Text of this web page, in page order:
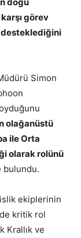
görev
desteklediğini
Simon
olağanüstü
ile Orta
olarak rolünü
bulundu.
ekiplerinin
kritik rol
Krallık ve